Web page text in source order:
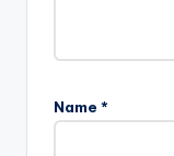
Name *